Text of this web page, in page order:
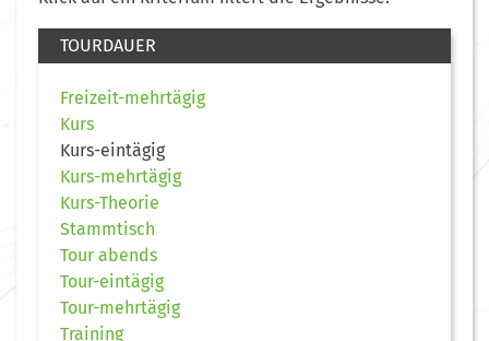
TOURDAUER
Freizeit-mehrtägig
Kurs
Kurs-eintägig
Kurs-mehrtägig
Kurs-Theorie
Stammtisch
Tour abends
Tour-eintägig
Tour-mehrtägig
Training